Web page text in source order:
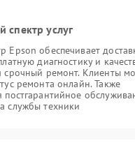
спектр услуг
Epson обеспечивает
диагностику и
срочный ремонт. Клиенты
ремонта онлайн. Также
постгарантийное
службы техники